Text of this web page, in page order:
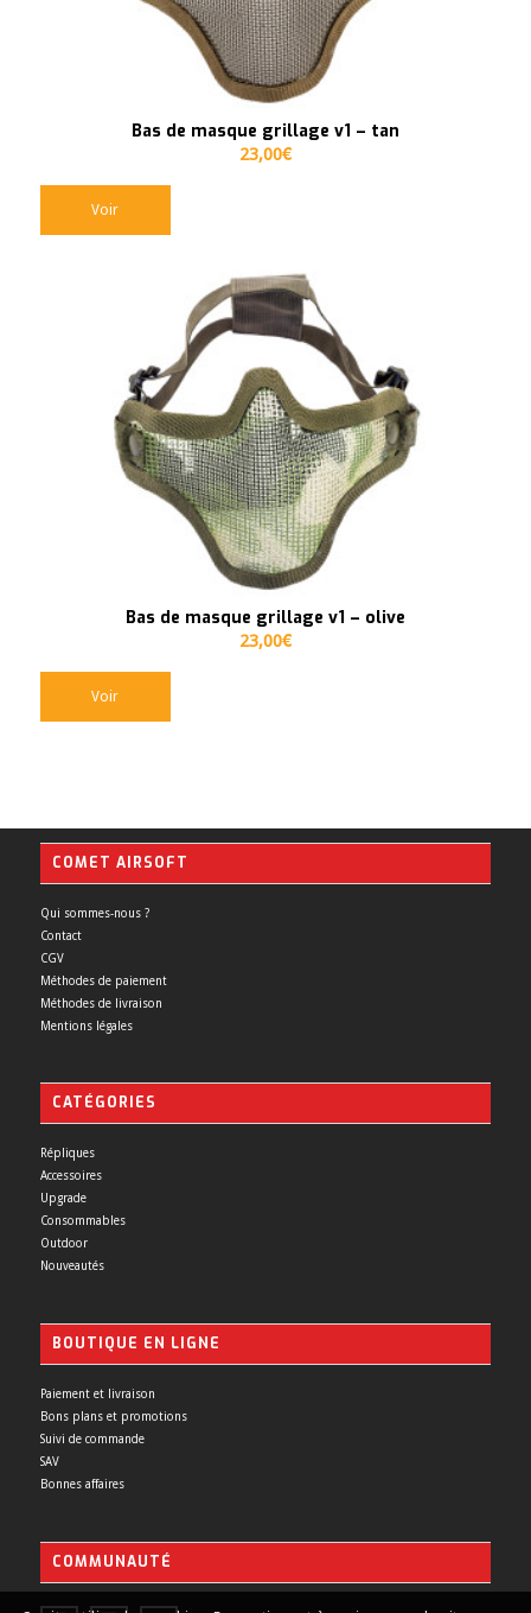
Bas de masque grillage v1 – tan
23,00€
Voir
Bas de masque grillage v1 – olive
23,00€
Voir
COMET AIRSOFT
Qui sommes-nous ?
Contact
CGV
Méthodes de paiement
Méthodes de livraison
Mentions légales
CATÉGORIES
Répliques
Accessoires
Upgrade
Consommables
Outdoor
Nouveautés
BOUTIQUE EN LIGNE
Paiement et livraison
Bons plans et promotions
Suivi de commande
SAV
Bonnes affaires
COMMUNAUTÉ